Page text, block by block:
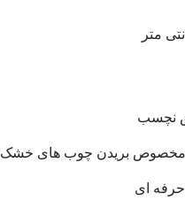
نچسب
مخصوص بریدن چوب های خشک
حرفه ای